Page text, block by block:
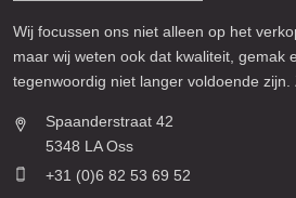
Wij focussen ons niet alleen op het
maar wij weten ook dat kwaliteit, gemak
tegenwoordig niet langer voldoende zijn.
Spaanderstraat 42
5348 LA Oss
+31 (0)6 82 53 69 52